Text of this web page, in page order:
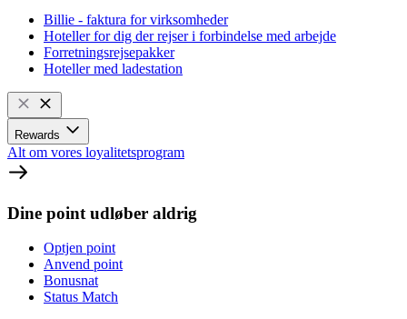
Billie - faktura for virksomheder
Hoteller for dig der rejser i forbindelse med arbejde
Forretningsrejsepakker
Hoteller med ladestation
Rewards
Alt om vores loyalitetsprogram
Dine point udløber aldrig
Optjen point
Anvend point
Bonusnat
Status Match